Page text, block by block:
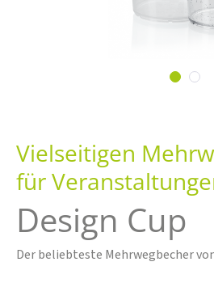
Anfang
der
Bildgalerie
springen
Vielseitigen
für
Design Cup
Der beliebteste Mehrwegbecher